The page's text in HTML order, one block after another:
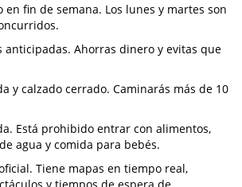
en fin de semana. Los lunes y martes son
anticipadas. Ahorras dinero y evitas que
y calzado cerrado. Caminarás más de 10
Está prohibido entrar con alimentos,
agua y comida para bebés.
Tiene mapas en tiempo real,